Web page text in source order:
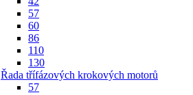
57
60
86
110
130
Řada třífázových krokových motorů
57